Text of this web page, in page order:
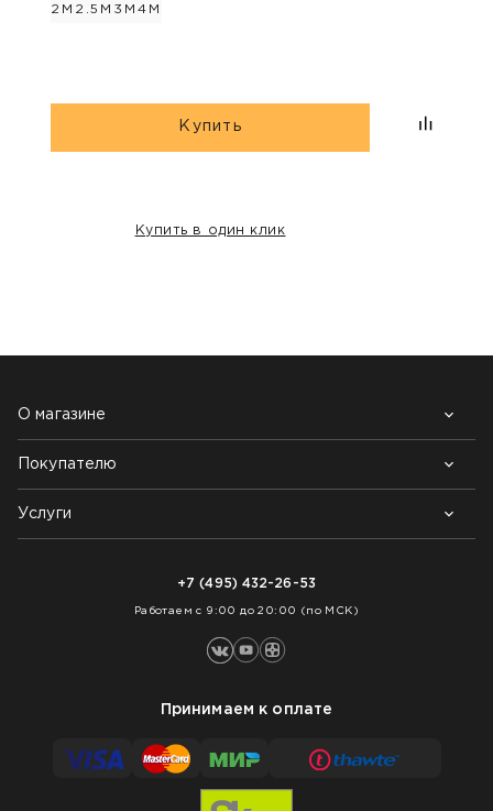
2М 2.5М 3М 4М
Купить
Купить в один клик
О магазине
Почему выбирают нас
Контакты
Блог
Покупателю
Возврат товара
Как заказать
Услуги
+7 (495) 432-26-53
Работаем с 9:00 до 20:00 (по МСК)
Принимаем к оплате